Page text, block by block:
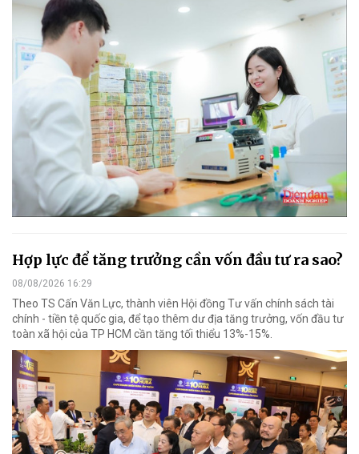
Hợp lực để tăng trưởng cần vốn đầu tư ra sao?
08/08/2026 16:29
Theo TS Cấn Văn Lực, thành viên Hội đồng Tư vấn chính sách tài
chính - tiền tệ quốc gia, để tạo thêm dư địa tăng trưởng, vốn đầu tư
toàn xã hội của TP HCM cần tăng tối thiểu 13%-15%.